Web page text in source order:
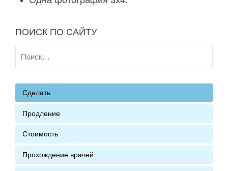
ПОИСК ПО САЙТУ
Сделать
Продление
Стоимость
Прохождение врачей